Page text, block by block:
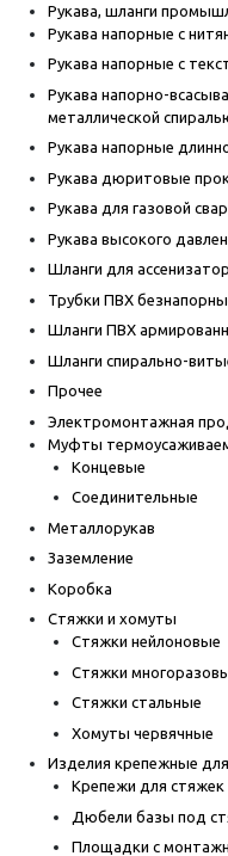
Рукава, шланги
Рукава напорные с
Рукава напорные с
Рукава напорно-
металлической
Рукава напорные
Рукава дюритовые
Рукава для газовой
Рукава высокого
Шланги для
Трубки ПВХ
Шланги ПВХ
Шланги спирально-
Прочее
Электромонтажная
Муфты
Концевые
Соединительные
Металлорукав
Заземление
Коробка
Стяжки и хомуты
Стяжки нейлоновые
Стяжки
Стяжки стальные
Хомуты червячные
Изделия крепежные
Крепежи для стяжек
Дюбели базы под
Площадки с